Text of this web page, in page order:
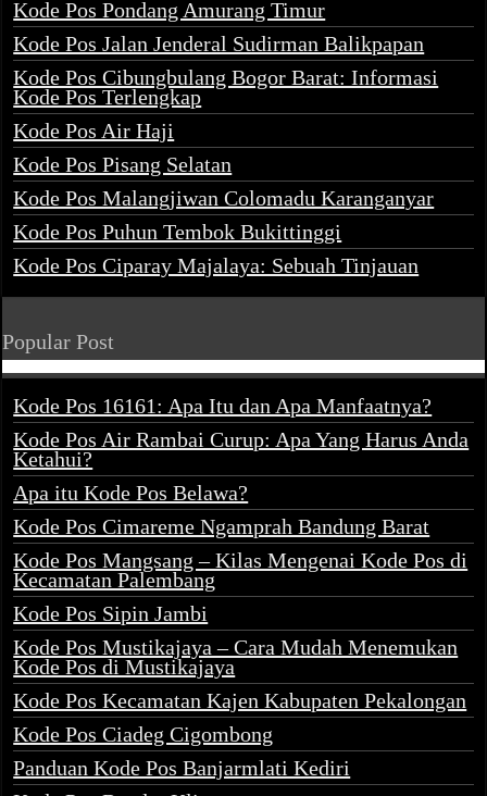
Kode Pos Pondang Amurang Timur
Kode Pos Jalan Jenderal Sudirman Balikpapan
Kode Pos Cibungbulang Bogor Barat: Informasi
Kode Pos Terlengkap
Kode Pos Air Haji
Kode Pos Pisang Selatan
Kode Pos Malangjiwan Colomadu Karanganyar
Kode Pos Puhun Tembok Bukittinggi
Kode Pos Ciparay Majalaya: Sebuah Tinjauan
Popular Post
Kode Pos 16161: Apa Itu dan Apa Manfaatnya?
Kode Pos Air Rambai Curup: Apa Yang Harus Anda
Ketahui?
Apa itu Kode Pos Belawa?
Kode Pos Cimareme Ngamprah Bandung Barat
Kode Pos Mangsang – Kilas Mengenai Kode Pos di
Kecamatan Palembang
Kode Pos Sipin Jambi
Kode Pos Mustikajaya – Cara Mudah Menemukan
Kode Pos di Mustikajaya
Kode Pos Kecamatan Kajen Kabupaten Pekalongan
Kode Pos Ciadeg Cigombong
Panduan Kode Pos Banjarmlati Kediri